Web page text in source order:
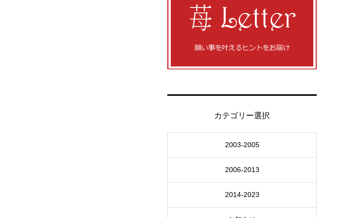
カテゴリー選択
2003-2005
2006-2013
2014-2023